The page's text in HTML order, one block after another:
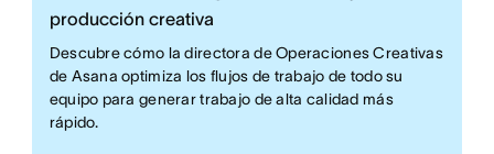
producción creativa
Descubre cómo la directora de Operaciones Creativas
de Asana optimiza los flujos de trabajo de todo su
equipo para generar trabajo de alta calidad más
rápido.